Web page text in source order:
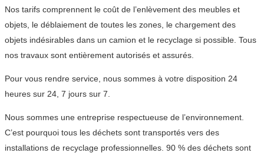
Nos tarifs comprennent le coût de l’enlèvement des meubles et
objets, le déblaiement de toutes les zones, le chargement des
objets indésirables dans un camion et le recyclage si possible. Tous
nos travaux sont entièrement autorisés et assurés.
Pour vous rendre service, nous sommes à votre disposition 24
heures sur 24, 7 jours sur 7.
Nous sommes une entreprise respectueuse de l’environnement.
C’est pourquoi tous les déchets sont transportés vers des
installations de recyclage professionnelles. 90 % des déchets sont